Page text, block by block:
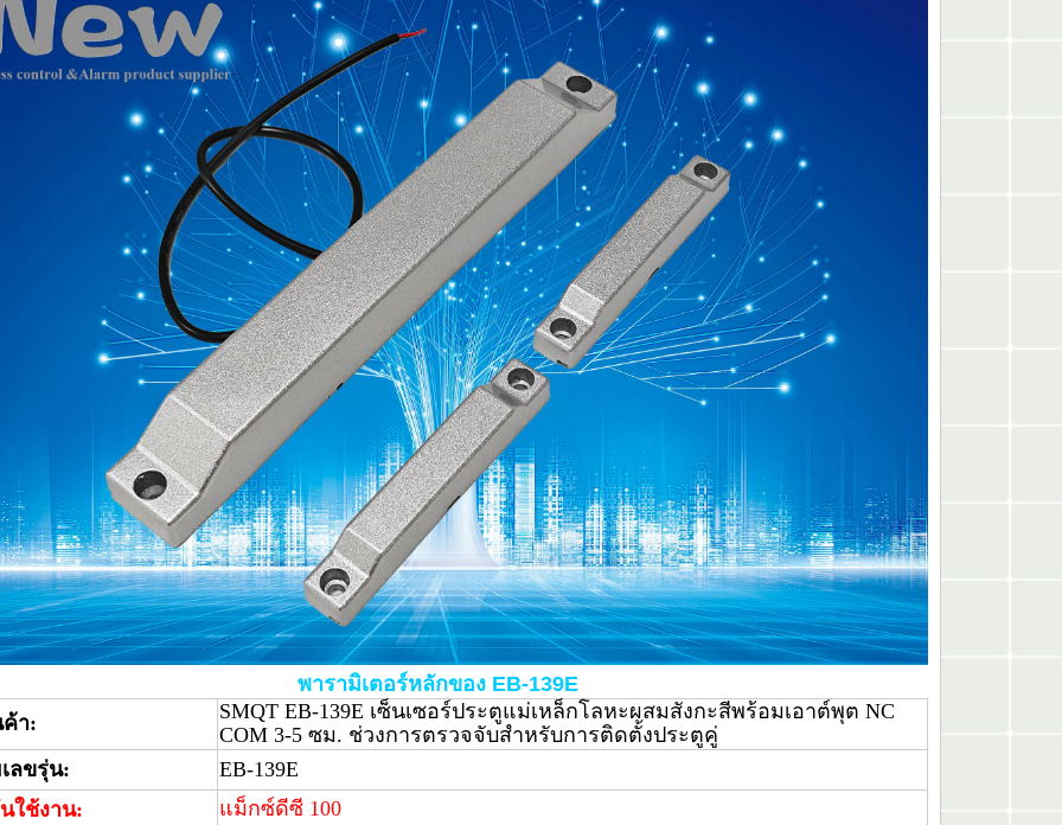
พารามิเตอร์หลักของ EB-139E
า:
SMQT EB-139E เซ็นเซอร์ประตูแม่เหล็กโลหะผสมสังกะสีพร้อมเอาต์พุต NC
COM 3-5 ซม. ช่วงการตรวจจับสำหรับการติดตั้งประตูคู่
ลขรุ่น:
EB-139E
ใช้งาน:
แม็กซ์ดีซี 100